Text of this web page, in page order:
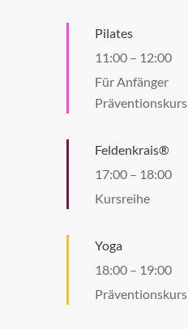
Pilates
11:00 – 12:00
Für Anfänger
Präventionskurs
Feldenkrais®
17:00 – 18:00
Kursreihe
Yoga
18:00 – 19:00
Präventionskurs